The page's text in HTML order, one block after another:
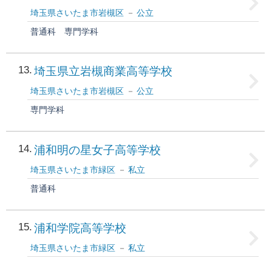
埼玉県さいたま市岩槻区
公立
普通科
専門学科
13 埼玉県立岩槻商業高等学校
埼玉県さいたま市岩槻区
公立
専門学科
14 浦和明の星女子高等学校
埼玉県さいたま市緑区
私立
普通科
15 浦和学院高等学校
埼玉県さいたま市緑区
私立